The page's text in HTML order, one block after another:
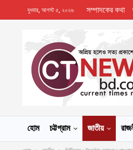
বুধবার, আগস্ট ৫, ২০২৬ সম্পাদকের কথা
হোম চট্টগ্রাম জাতীয়